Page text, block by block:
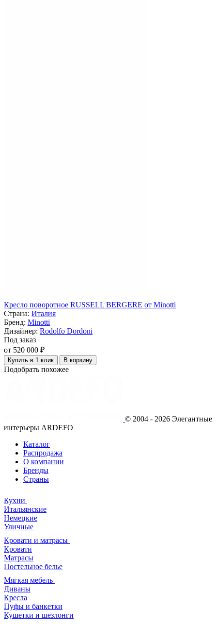
Кресло поворотное RUSSELL BERGERE от Minotti
Страна: Италия
Бренд: Minotti
Дизайнер: Rodolfo Dordoni
Под заказ
от 520 000 ₽
Купить в 1 клик В корзину
Подобрать похожее
© 2004 - 2026 Элегантные
интерьеры ARDEFO
Каталог
Распродажа
О компании
Бренды
Страны
Кухни
Итальянские
Немецкие
Уличные
Кровати и матрасы
Кровати
Матрасы
Постельное белье
Мягкая мебель
Диваны
Кресла
Пуфы и банкетки
Кушетки и шезлонги